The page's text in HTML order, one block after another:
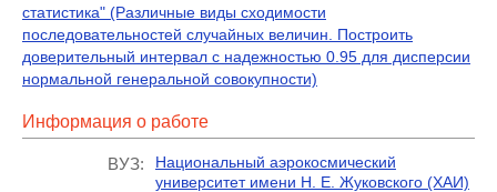
статистика" (Различные виды сходимости
последовательностей случайных величин. Построить
доверительный интервал с надежностью 0.95 для дисперсии
нормальной генеральной совокупности)
Информация о работе
ВУЗ:
Национальный аэрокосмический
университет имени Н. Е. Жуковского (ХАИ)